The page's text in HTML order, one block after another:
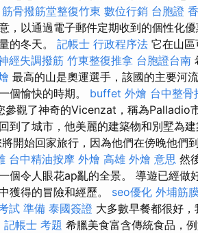
筋骨撥筋堂整復竹東 數位行銷 台胞證
，以通過電子郵件定期收到的個性化優
的冬天。 記帳士 行政程序法 它在山
經失調撥筋 竹東整復推拿 台胞證台南
最高的山是奧運選手，該國的主要河
個愉快的時期。 buffet 外燴 台中整骨
觀了神奇的Vicenzat，稱為Palladio
到了城市，他美麗的建築物和別墅為
開始回家旅行，因為他們在傍晚他們
台中精油按摩 外燴 高雄 外燴 意思 然
個令人眼花ap亂的全景。 導遊已經做
獲得的冒險和經歷。 seo優化 外埔筋
試 準備 泰國簽證 大多數早餐都很好
記帳士 考題 希臘美食富含傳統食品，